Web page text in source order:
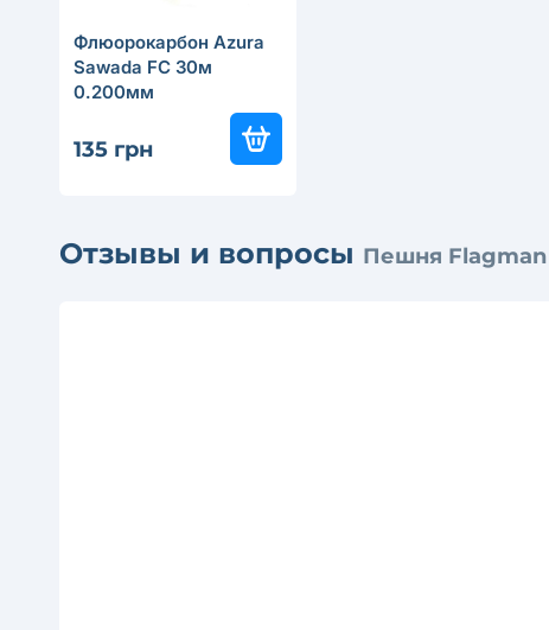
Флюорокарбон Azura
Sawada FC 30м
0.200мм
135 грн
Отзывы и вопросы Пешня Flagman